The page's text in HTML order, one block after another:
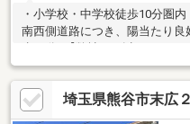
・小学校・中学校徒歩10分圏
南西側道路につき、陽当たり良
件の善し悪しは全て正直にお
約の催促、突然の訪問等、し
約したら終わりではなくお引き
ートナーであること。4.ウソや
埼玉県熊谷市末広